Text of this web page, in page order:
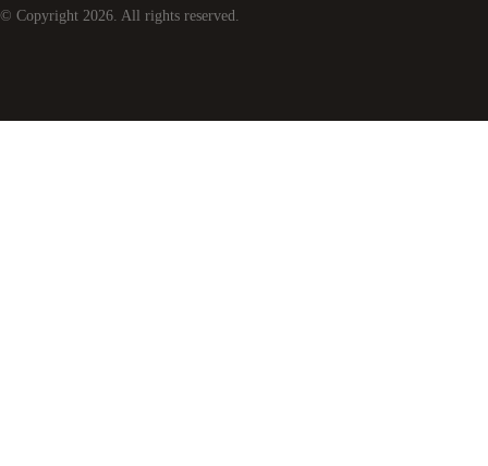
© Copyright 2026. All rights reserved.